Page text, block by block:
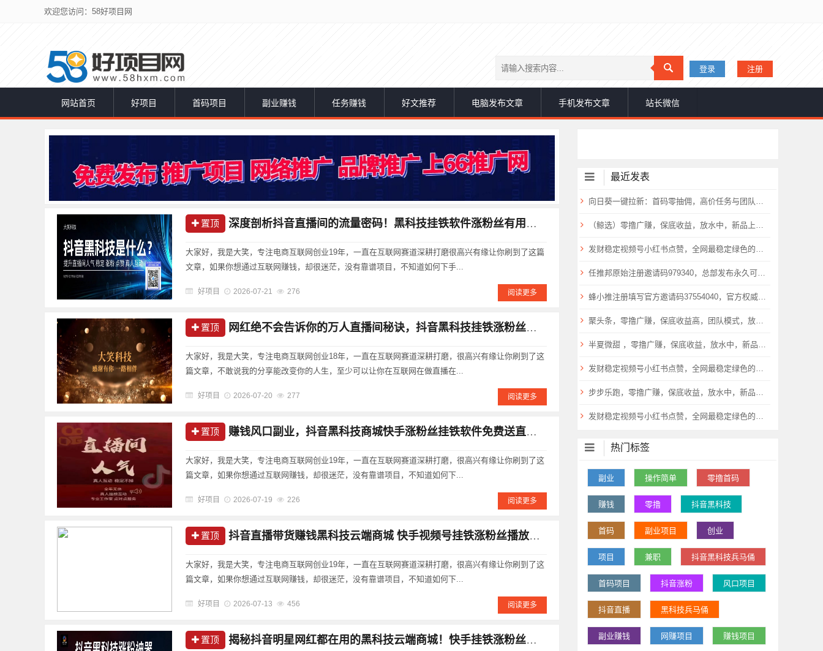
欢迎您访问：58好项目网
登录 注册
网站首页 好项目 首码项目 副业赚钱 任务赚钱 好文推荐 电脑发布文章 手机发布文章 站长微信
置顶 深度剖析抖音直播间的流量密码！黑科技挂铁软件涨粉丝有用吗？
大家好，我是大笑，专注电商互联网创业19年，一直在互联网赛道深耕打磨很高兴有缘让你刷到了这篇
文章，如果你想通过互联网赚钱，却很迷茫，没有靠谱项目，不知道如何下手...
好项目 2026-07-21 276 阅读更多
置顶 网红绝不会告诉你的万人直播间秘诀，抖音黑科技挂铁涨粉丝软件助你起飞！
大家好，我是大笑，专注电商互联网创业18年，一直在互联网赛道深耕打磨，很高兴有缘让你刷到了这
篇文章，不敢说我的分享能改变你的人生，至少可以让你在互联网在做直播在...
好项目 2026-07-20 277 阅读更多
置顶 赚钱风口副业，抖音黑科技商城快手涨粉丝挂铁软件免费送直播人气播放量起号秘密
大家好，我是大笑，专注电商互联网创业19年，一直在互联网赛道深耕打磨，很高兴有缘让你刷到了这
篇文章，如果你想通过互联网赚钱，却很迷茫，没有靠谱项目，不知道如何下...
好项目 2026-07-19 226 阅读更多
置顶 抖音直播带货赚钱黑科技云端商城 快手视频号挂铁涨粉丝播放量人气软件免费送 招募合伙人
大家好，我是大笑，专注电商互联网创业19年，一直在互联网赛道深耕打磨，很高兴有缘让你刷到了这
篇文章，如果你想通过互联网赚钱，却很迷茫，没有靠谱项目，不知道如何下...
好项目 2026-07-13 456 阅读更多
置顶 揭秘抖音明星网红都在用的黑科技云端商城！快手挂铁涨粉丝直播人气点赞转发收藏播放量软件免费下载！
最近发表
向日葵一键拉新：首码零抽佣，高价任务与团队扶持倾斜!
（鲸选）零撸广赚，保底收益，放水中，新品上线，
发财稳定视频号小红书点赞，全网最稳定绿色的项目，全网一起推
任推邦原始注册邀请码979340，总部发布永久可用不失效！
蜂小推注册填写官方邀请码37554040，官方权威公示！
聚头条，零撸广赚，保底收益高，团队模式，放水中，
半夏微甜 ，零撸广赚，保底收益，放水中，新品上线
发财稳定视频号小红书点赞，全网最稳定绿色的项目，完美状态
步步乐跑，零撸广赚，保底收益，放水中，新品上线，
发财稳定视频号小红书点赞，全网最稳定绿色的项目，价格拉满的哦
热门标签
副业 操作简单 零撸首码
赚钱 零撸 抖音黑科技
首码 副业项目 创业
项目 兼职 抖音黑科技兵马俑
首码项目 抖音涨粉 风口项目
抖音直播 黑科技兵马俑
副业赚钱 网赚项目 赚钱项目